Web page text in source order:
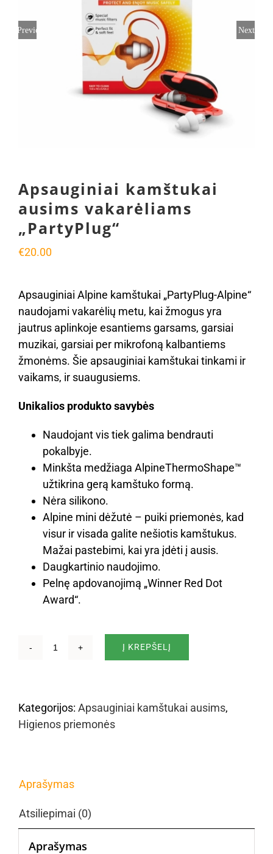
Previous Next
Apsauginiai kamštukai
ausims vakarėliams
„PartyPlug“
€20.00
Apsauginiai Alpine kamštukai „PartyPlug-Alpine“
naudojami vakarėlių metu, kai žmogus yra
jautrus aplinkoje esantiems garsams, garsiai
muzikai, garsiai per mikrofoną kalbantiems
žmonėms. Šie apsauginiai kamštukai tinkami ir
vaikams, ir suaugusiems.
Unikalios produkto savybės
Naudojant vis tiek galima bendrauti
pokalbyje.
Minkšta medžiaga AlpineThermoShape™
užtikrina gerą kamštuko formą.
Nėra silikono.
Alpine mini dėžutė – puiki priemonės, kad
visur ir visada galite nešiotis kamštukus.
Mažai pastebimi, kai yra įdėti į ausis.
Daugkartinio naudojimo.
Pelnę apdovanojimą „Winner Red Dot
Award“.
produkto
kamštukai
ausims
Į KREPŠELĮ
Kategorijos: Apsauginiai kamštukai ausims,
Higienos priemonės
Aprašymas
Atsiliepimai (0)
Aprašymas